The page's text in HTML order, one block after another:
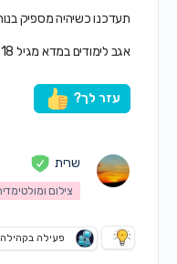
תעדכנו כשיהיה מספיק
אגב לימודים במדא מגיל 18 לא?
עזר לך?
שרית
צילום
פעילה בקהילה